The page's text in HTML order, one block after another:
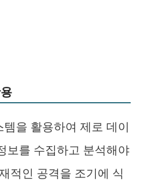
을 활용하여 제로 데이
보를 수집하고 분석해야
적인 공격을 조기에 식